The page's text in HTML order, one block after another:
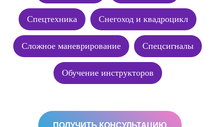
Спецтехника Снегоход и квадроцикл
Сложное маневрирование Спецсигналы
Обучение инструкторов
ПОЛУЧИТЬ КОНСУЛЬТАЦИЮ